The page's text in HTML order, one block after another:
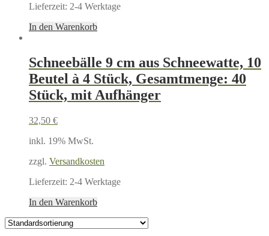
Lieferzeit: 2-4 Werktage
In den Warenkorb
Schneebälle 9 cm aus Schneewatte, 10
Beutel à 4 Stück, Gesamtmenge: 40
Stück, mit Aufhänger
32,50 €
inkl. 19% MwSt.
zzgl. Versandkosten
Lieferzeit: 2-4 Werktage
In den Warenkorb